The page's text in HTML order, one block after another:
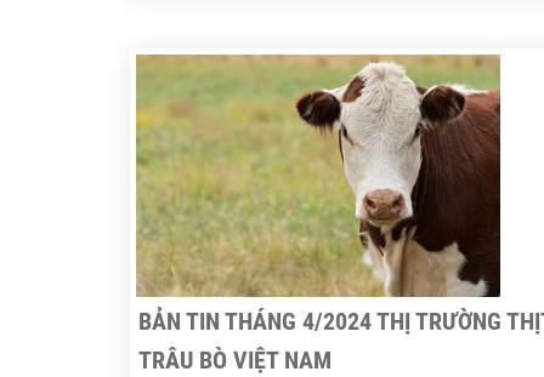
VNĐ/kg, tăng 3,1%. Thịt bò thăn tăng
14,4% hiện có giá là 221,2 nghìn
VNĐ/kg, iá trung bình thịt bò hơi là 83
nghìn VNĐ/kg, giảm 0,2% so với tuần
trước đó. Giá thịt bò Việt Nam và thịt
Úc trong tuần 20 tại hầu hết các siêu
không đổi so với tuần trước đó.
BẢN TIN THÁNG 4/2024 THỊ TRƯỜNG
TRÂU BÒ VIỆT NAM